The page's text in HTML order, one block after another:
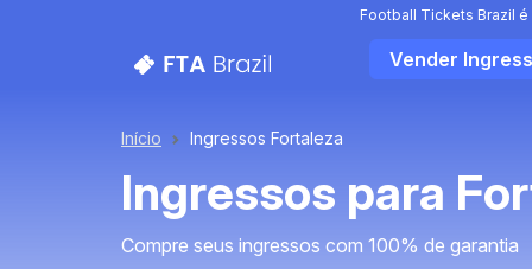
Football Tickets Brazil
Vender
Início Ingressos Fortaleza
Ingressos para
Compre seus ingressos com 100% de garantia